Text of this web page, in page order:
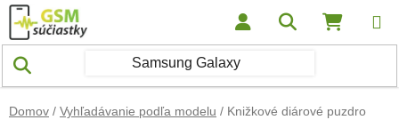
Prejsť na obsah Hľadať
Domov / Vyhľadávanie podľa modelu / Knižkové diárové puzdro